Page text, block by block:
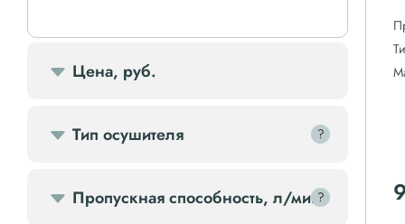
Спиральные компрессоры
Компрессоры доп.
Цена, руб.
Тип осушителя ?
?
Пропускная способность, л/мин?
?